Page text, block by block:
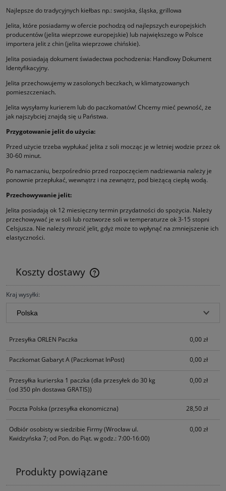
Najlepsze do tradycyjnych kiełbas np.: swojska, śląska, grillowa
Jelita, które posiadamy w ofercie pochodzą od najlepszych europejskich
producentów (jelita wieprzowe europejskie) lub największego w Polsce
importera jelit z chin (jelita wieprzowe chińskie).
Jelita posiadają dokument świadectwa pochodzenia: Handlowy Dokument
Identyfikacyjny.
Jelita przechowujemy w zasolonych beczkach, w klimatyzowanych
pomieszczeniach.
Jelita wysyłamy kurierem lub do paczkomatów! Chcemy mieć pewność, że
jak najszybciej znajdą się u Państwa.
Przygotowanie jelit do użycia:
Przed użycie trzeba wypłukać jelita z soli mocząc je w letniej wodzie przez ok
30-60 minut.
Po namaczaniu, bezpośrednio przed rozpoczęciem nadziewania należy je
ponownie przepłukać, wewnątrz i na zewnątrz, pod bieżącą ciepłą wodą.
Przechowywanie jelit:
Jelita posiadają ok 12 miesięczny termin przydatności do spożycia. Należy
przechowywać je w soli lub roztworze soli w temperaturze ok 3-15 stopni
Celsjusza. Nie należy mrozić jelit, gdyż może to wpłynąć na zmniejszenie ich
elastyczności.
Koszty dostawy
Cena nie zawiera ewentualnych kosztów płatności
Kraj wysyłki:
Przesyłka ORLEN Paczka 0,00 zł
Paczkomat Gabaryt A(Paczkomat InPost) 0,00 zł
Przesyłka kurierska 1 paczka (dla przesyłek do 30 kg
(od 350 pln dostawa GRATIS))
0,00 zł
Poczta Polska (przesyłka ekonomiczna) 28,50 zł
Odbiór osobisty w siedzibie Firmy(Wrocław ul.
Kwidzyńska 7; od Pon. do Piąt. w godz.: 7:00-16:00)
0,00 zł
Produkty powiązane